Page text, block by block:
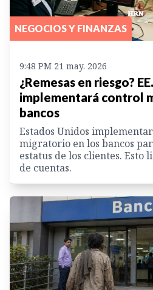
NEGOCIOS Y FINANZAS
9:48 PM 21 may. 2026
¿Remesas en riesgo?
implementará control
bancos
Estados Unidos
migratorio en los bancos
estatus de los clientes.
de cuentas.